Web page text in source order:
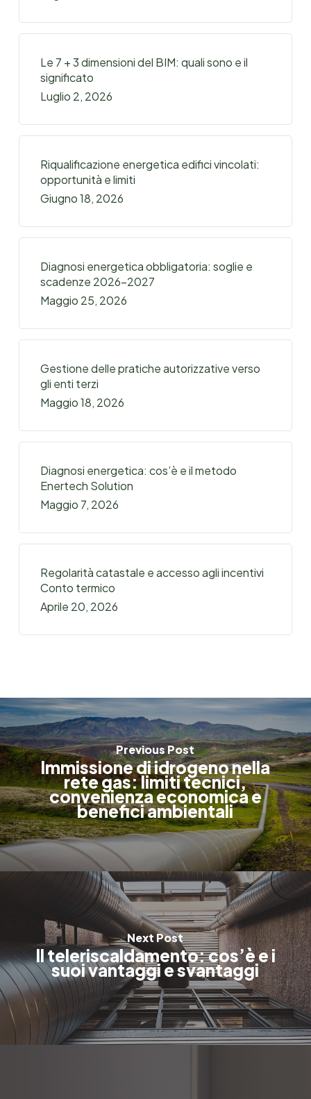
Le 7 + 3 dimensioni del BIM: quali sono e il
significato
Luglio 2, 2026
Riqualificazione energetica edifici vincolati:
opportunità e limiti
Giugno 18, 2026
Diagnosi energetica obbligatoria: soglie e
scadenze 2026-2027
Maggio 25, 2026
Gestione delle pratiche autorizzative verso
gli enti terzi
Maggio 18, 2026
Diagnosi energetica: cos’è e il metodo
Enertech Solution
Maggio 7, 2026
Regolarità catastale e accesso agli incentivi
Conto termico
Aprile 20, 2026
Previous Post
Immissione di idrogeno nella
rete gas: limiti tecnici,
convenienza economica e
benefici ambientali
Next Post
Il teleriscaldamento: cos’è e i
suoi vantaggi e svantaggi